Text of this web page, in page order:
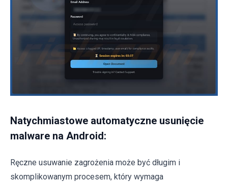
Natychmiastowe automatyczne usunięcie
malware na Android:
Ręczne usuwanie zagrożenia może być długim i
skomplikowanym procesem, który wymaga